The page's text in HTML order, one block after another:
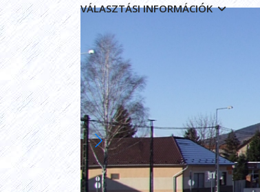
VÁLASZTÁSI INFORMÁCIÓK